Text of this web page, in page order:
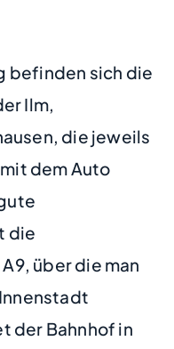
befinden sich die
Ilm,
die jeweils
dem Auto
die
über die man
der Bahnhof in